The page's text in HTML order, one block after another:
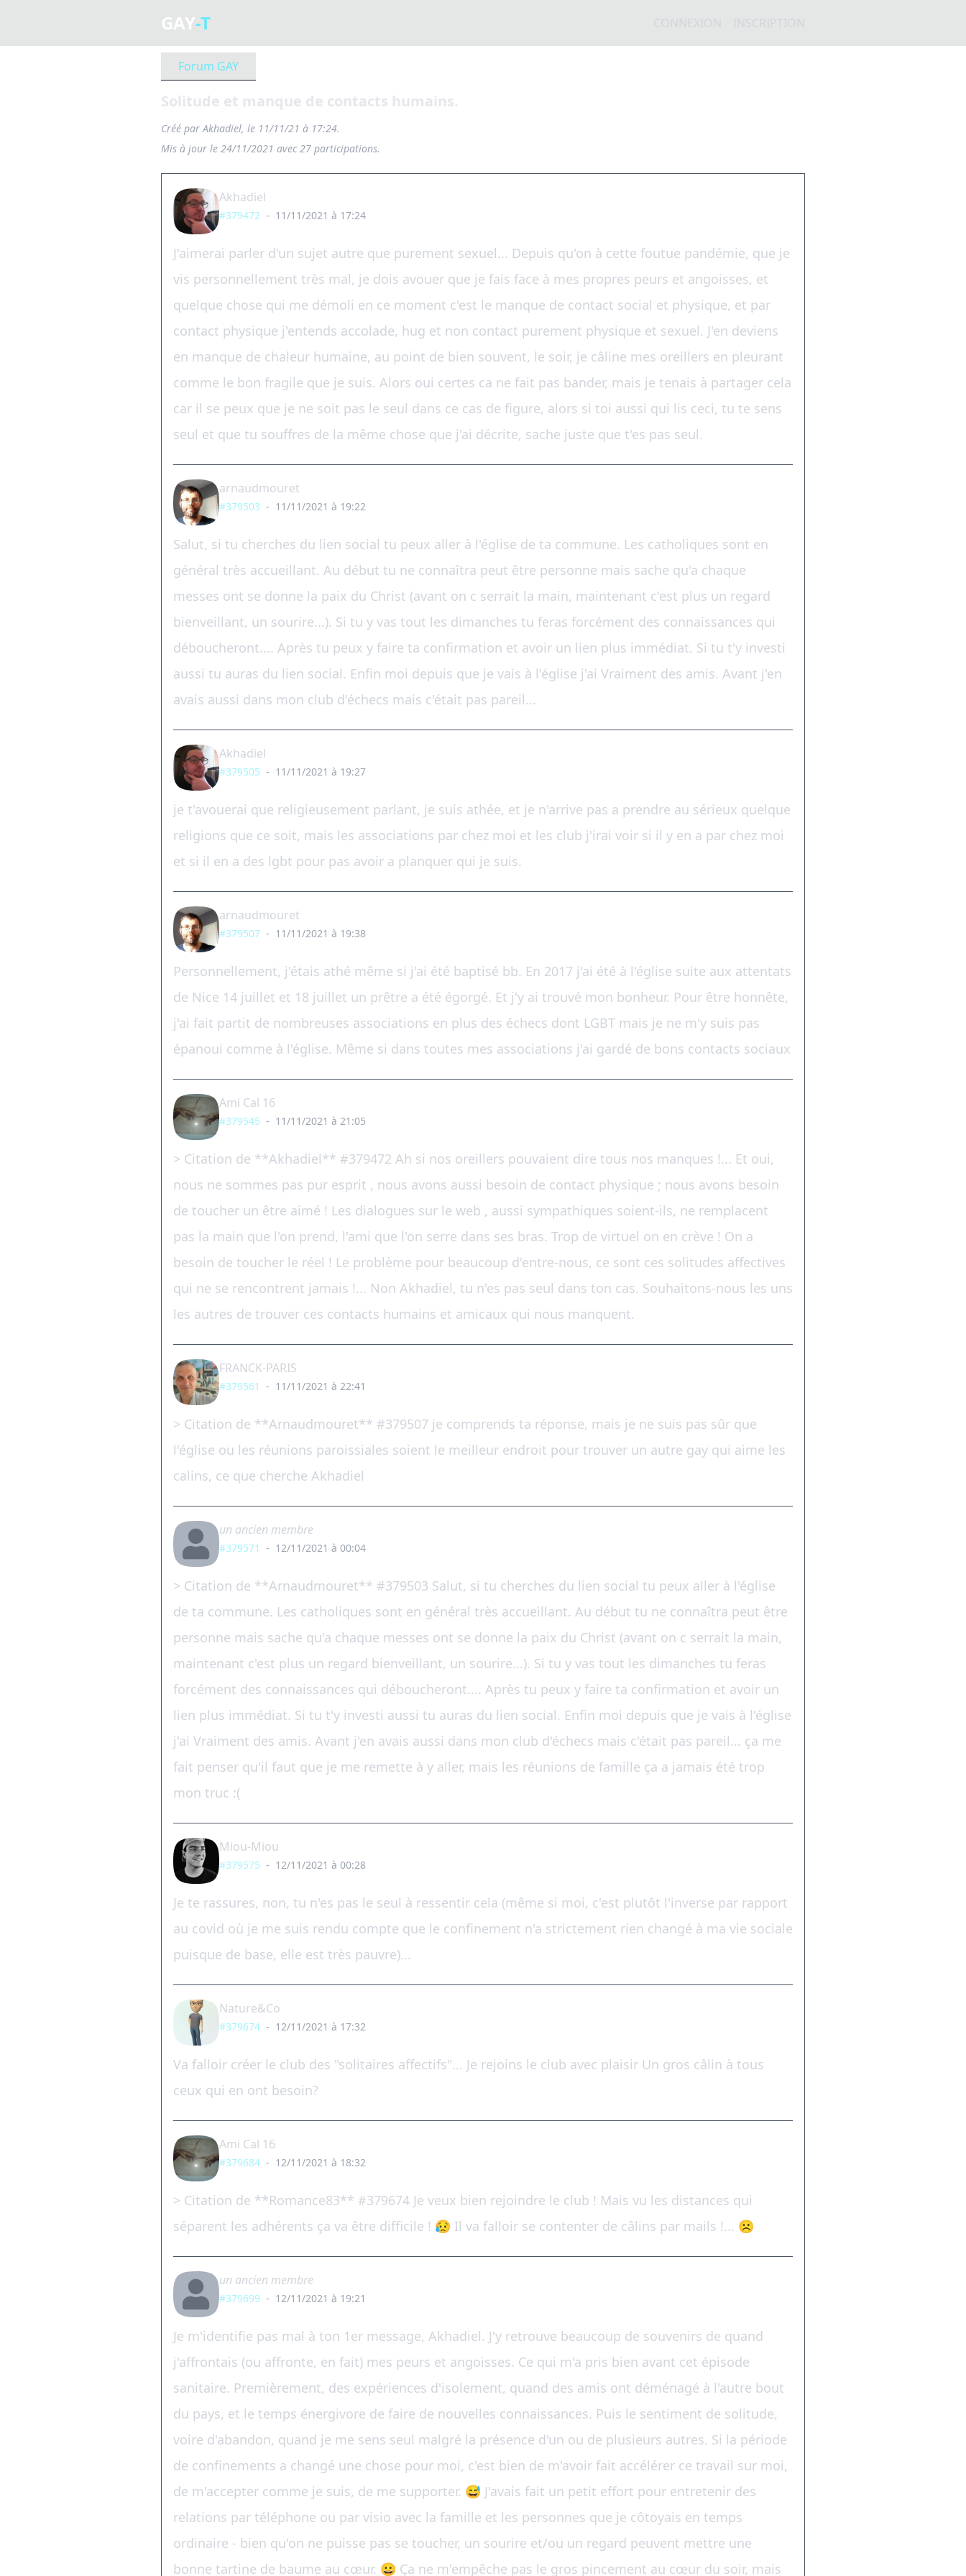
GAY-T
Forum GAY
Solitude et manque de contacts humains.
Créé par Akhadiel, le 11/11/21 à 17:24.
Mis à jour le 24/11/2021 avec 27 participations.
Akhadiel
#379472 - 11/11/2021 à 17:24
J'aimerai parler d'un sujet autre que purement sexuel... Depuis qu'on à cette foutue pandémie, que je
vis personnellement très mal, je dois avouer que je fais face à mes propres peurs et angoisses, et
quelque chose qui me démoli en ce moment c'est le manque de contact social et physique, et par
contact physique j'entends accolade, hug et non contact purement physique et sexuel. J'en deviens
en manque de chaleur humaine, au point de bien souvent, le soir, je câline mes oreillers en pleurant
comme le bon fragile que je suis. Alors oui certes ca ne fait pas bander, mais je tenais à partager cela
car il se peux que je ne soit pas le seul dans ce cas de figure, alors si toi aussi qui lis ceci, tu te sens
seul et que tu souffres de la même chose que j'ai décrite, sache juste que t'es pas seul.
arnaudmouret
#379503 - 11/11/2021 à 19:22
Salut, si tu cherches du lien social tu peux aller à l'église de ta commune. Les catholiques sont en
général très accueillant. Au début tu ne connaîtra peut être personne mais sache qu'a chaque
messes ont se donne la paix du Christ (avant on c serrait la main, maintenant c'est plus un regard
bienveillant, un sourire...). Si tu y vas tout les dimanches tu feras forcément des connaissances qui
déboucheront.... Après tu peux y faire ta confirmation et avoir un lien plus immédiat. Si tu t'y investi
aussi tu auras du lien social. Enfin moi depuis que je vais à l'église j'ai Vraiment des amis. Avant j'en
avais aussi dans mon club d'échecs mais c'était pas pareil...
Akhadiel
#379505 - 11/11/2021 à 19:27
je t'avouerai que religieusement parlant, je suis athée, et je n'arrive pas a prendre au sérieux quelque
religions que ce soit, mais les associations par chez moi et les club j'irai voir si il y en a par chez moi
et si il en a des lgbt pour pas avoir a planquer qui je suis.
arnaudmouret
#379507 - 11/11/2021 à 19:38
Personnellement, j'étais athé même si j'ai été baptisé bb. En 2017 j'ai été à l'église suite aux attentats
de Nice 14 juillet et 18 juillet un prêtre a été égorgé. Et j'y ai trouvé mon bonheur. Pour être honnête,
j'ai fait partit de nombreuses associations en plus des échecs dont LGBT mais je ne m'y suis pas
épanoui comme à l'église. Même si dans toutes mes associations j'ai gardé de bons contacts sociaux
Ami Cal 16
#379545 - 11/11/2021 à 21:05
> Citation de **Akhadiel** #379472 Ah si nos oreillers pouvaient dire tous nos manques !... Et oui,
nous ne sommes pas pur esprit , nous avons aussi besoin de contact physique ; nous avons besoin
de toucher un être aimé ! Les dialogues sur le web , aussi sympathiques soient-ils, ne remplacent
pas la main que l'on prend, l'ami que l'on serre dans ses bras. Trop de virtuel on en crève ! On a
besoin de toucher le réel ! Le problème pour beaucoup d'entre-nous, ce sont ces solitudes affectives
qui ne se rencontrent jamais !... Non Akhadiel, tu n'es pas seul dans ton cas. Souhaitons-nous les uns
les autres de trouver ces contacts humains et amicaux qui nous manquent.
FRANCK-PARIS
#379561 - 11/11/2021 à 22:41
> Citation de **Arnaudmouret** #379507 je comprends ta réponse, mais je ne suis pas sûr que
l'église ou les réunions paroissiales soient le meilleur endroit pour trouver un autre gay qui aime les
calins, ce que cherche Akhadiel
un ancien membre
#379571 - 12/11/2021 à 00:04
> Citation de **Arnaudmouret** #379503 Salut, si tu cherches du lien social tu peux aller à l'église
de ta commune. Les catholiques sont en général très accueillant. Au début tu ne connaîtra peut être
personne mais sache qu'a chaque messes ont se donne la paix du Christ (avant on c serrait la main,
maintenant c'est plus un regard bienveillant, un sourire...). Si tu y vas tout les dimanches tu feras
forcément des connaissances qui déboucheront.... Après tu peux y faire ta confirmation et avoir un
lien plus immédiat. Si tu t'y investi aussi tu auras du lien social. Enfin moi depuis que je vais à l'église
j'ai Vraiment des amis. Avant j'en avais aussi dans mon club d'échecs mais c'était pas pareil... ça me
fait penser qu'il faut que je me remette à y aller, mais les réunions de famille ça a jamais été trop
mon truc :(
Miou-Miou
#379575 - 12/11/2021 à 00:28
Je te rassures, non, tu n'es pas le seul à ressentir cela (même si moi, c'est plutôt l'inverse par rapport
au covid où je me suis rendu compte que le confinement n'a strictement rien changé à ma vie sociale
puisque de base, elle est très pauvre)...
Nature&Co
#379674 - 12/11/2021 à 17:32
Va falloir créer le club des "solitaires affectifs"... Je rejoins le club avec plaisir Un gros câlin à tous
ceux qui en ont besoin?
Ami Cal 16
#379684 - 12/11/2021 à 18:32
> Citation de **Romance83** #379674 Je veux bien rejoindre le club ! Mais vu les distances qui
séparent les adhérents ça va être difficile ! 😥 Il va falloir se contenter de câlins par mails !... ☹️
un ancien membre
#379699 - 12/11/2021 à 19:21
Je m'identifie pas mal à ton 1er message, Akhadiel. J'y retrouve beaucoup de souvenirs de quand
j'affrontais (ou affronte, en fait) mes peurs et angoisses. Ce qui m'a pris bien avant cet épisode
sanitaire. Premièrement, des expériences d'isolement, quand des amis ont déménagé à l'autre bout
du pays, et le temps énergivore de faire de nouvelles connaissances. Puis le sentiment de solitude,
voire d'abandon, quand je me sens seul malgré la présence d'un ou de plusieurs autres. Si la période
de confinements a changé une chose pour moi, c'est bien de m'avoir fait accélérer ce travail sur moi,
de m'accepter comme je suis, de me supporter. 😅 J'avais fait un petit effort pour entretenir des
relations par téléphone ou par visio avec la famille et les personnes que je côtoyais en temps
ordinaire - bien qu'on ne puisse pas se toucher, un sourire et/ou un regard peuvent mettre une
bonne tartine de baume au cœur. 😀 Ça ne m'empêche pas le gros pincement au cœur du soir, mais